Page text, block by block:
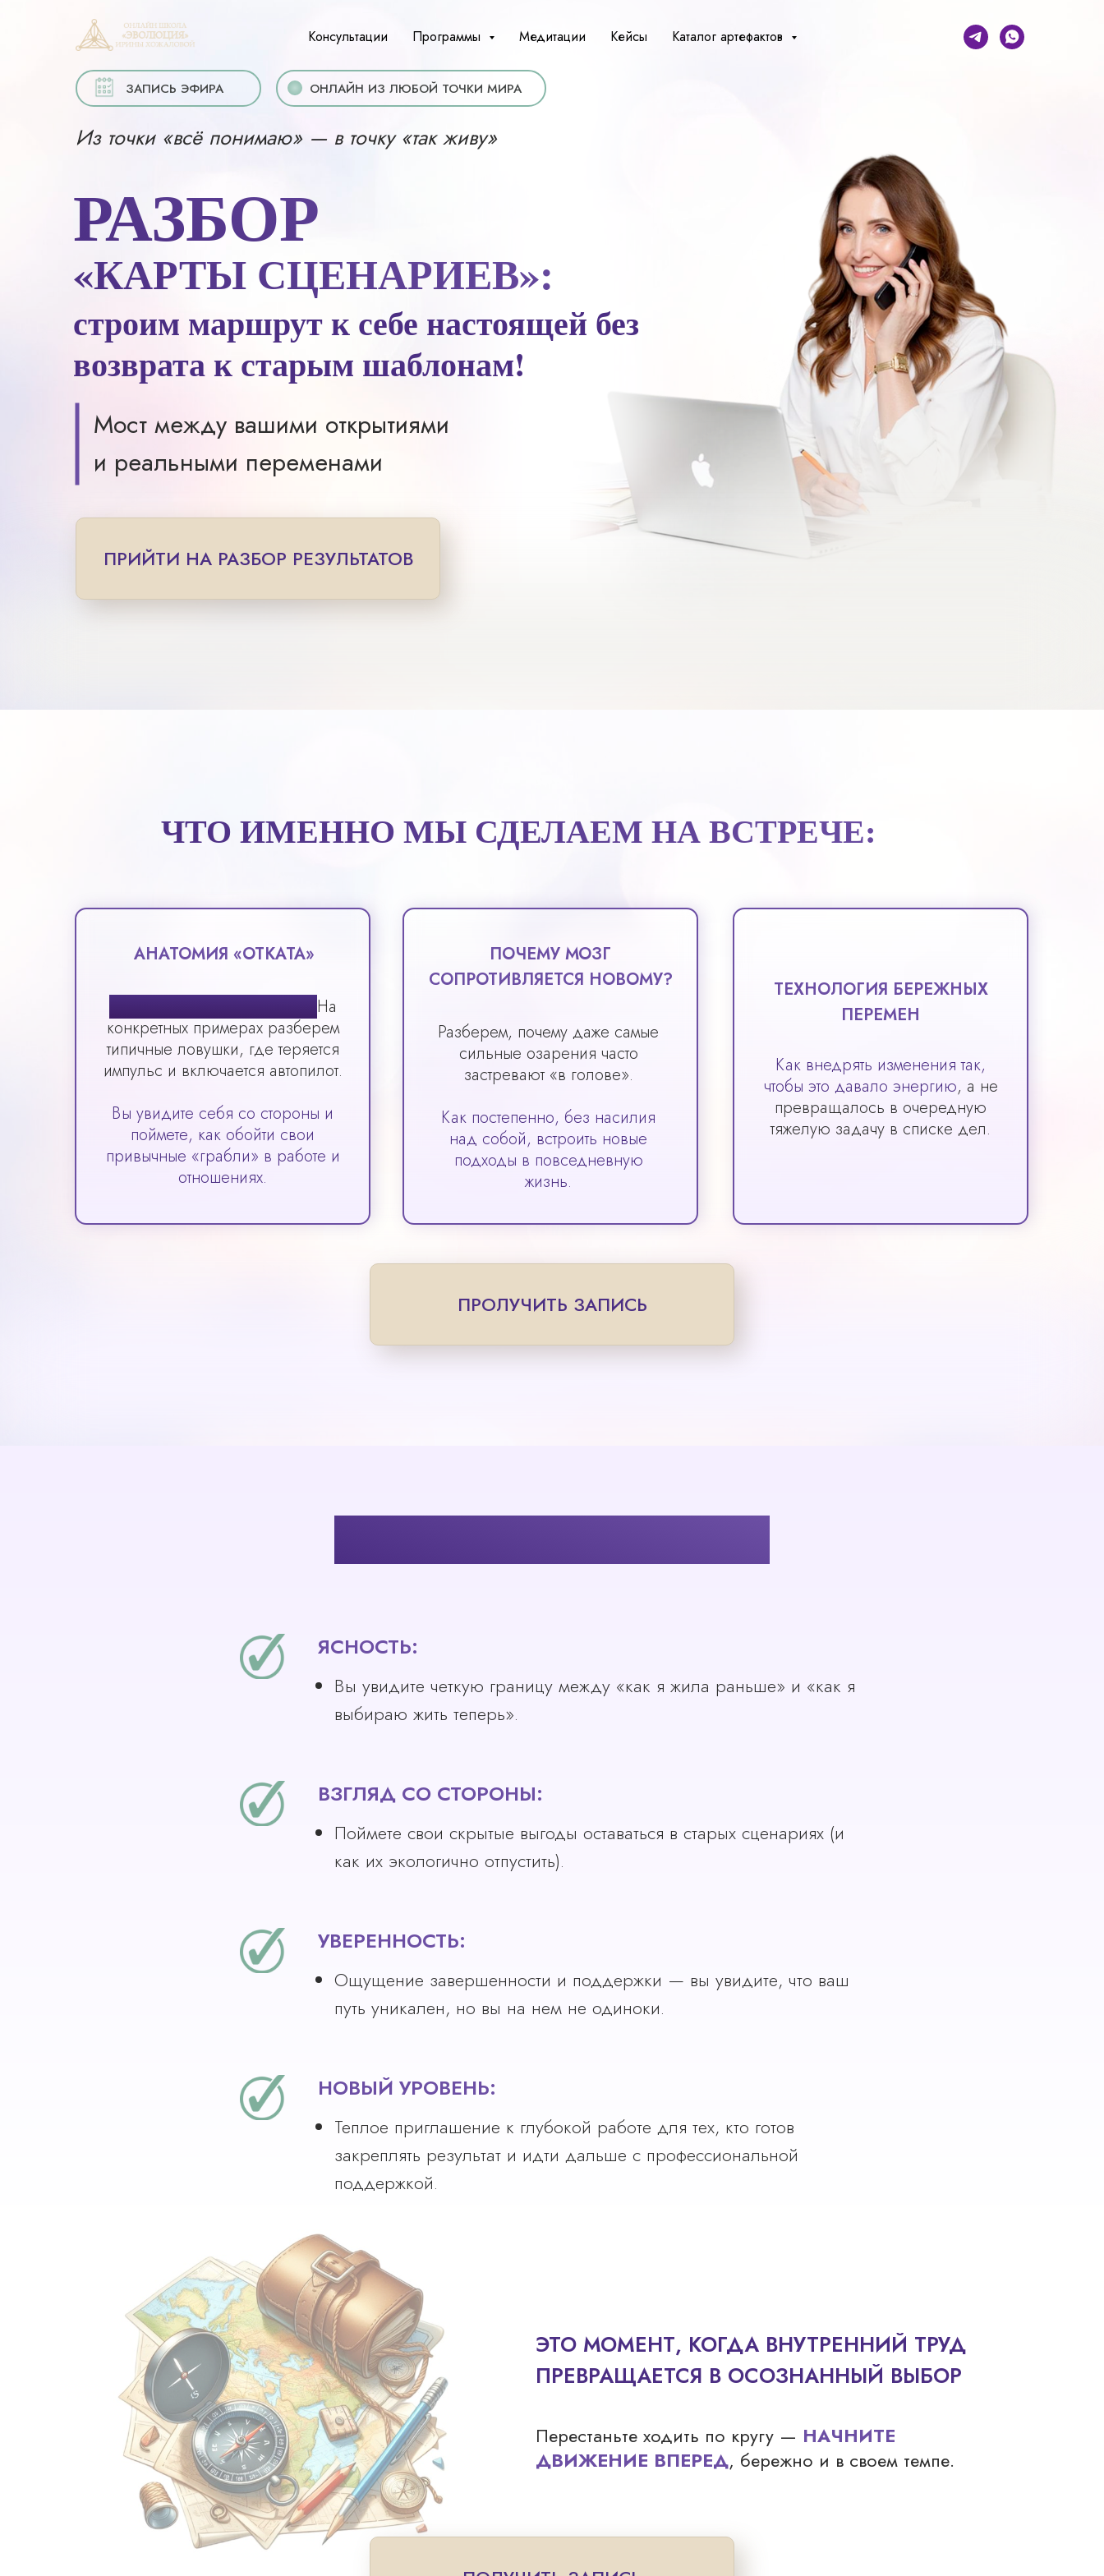
Консультации Программы Медитации Кейсы Каталог артефактов
ОНЛАЙН ИЗ ЛЮБОЙ ТОЧКИ МИРА
ЗАПИСЬ ЭФИРА
строим маршрут к себе настоящей без
возврата к старым шаблонам!
РАЗБОР
«КАРТЫ СЦЕНАРИЕВ»:
Из точки «всё понимаю» — в точку «так живу»
ПРИЙТИ НА РАЗБОР РЕЗУЛЬТАТОВ
Мост между вашими открытиями
и реальными переменами
ЧТО ИМЕННО МЫ СДЕЛАЕМ НА ВСТРЕЧЕ:
Как внедрять изменения так,
чтобы это давало энергию, а не
превращалось в очередную
тяжелую задачу в списке дел.
ТЕХНОЛОГИЯ БЕРЕЖНЫХ
ПЕРЕМЕН
Разберем, почему даже самые
сильные озарения часто
застревают «в голове».
Как постепенно, без насилия
над собой, встроить новые
подходы в повседневную
жизнь.
ПОЧЕМУ МОЗГ
СОПРОТИВЛЯЕТСЯ НОВОМУ?
На
конкретных примерах разберем
типичные ловушки, где теряется
импульс и включается автопилот.
Вы увидите себя со стороны и
поймете, как обойти свои
привычные «грабли» в работе и
отношениях.
АНАТОМИЯ «ОТКАТА»
ПРОЛУЧИТЬ ЗАПИСЬ
ЯСНОСТЬ:
Вы увидите четкую границу между «как я жила раньше» и «как я
выбираю жить теперь».
ВЗГЛЯД СО СТОРОНЫ:
Поймете свои скрытые выгоды оставаться в старых сценариях (и
как их экологично отпустить).
УВЕРЕННОСТЬ:
Ощущение завершенности и поддержки — вы увидите, что ваш
путь уникален, но вы на нем не одиноки.
НОВЫЙ УРОВЕНЬ:
Теплое приглашение к глубокой работе для тех, кто готов
закреплять результат и идти дальше с профессиональной
поддержкой.
Перестаньте ходить по кругу — НАЧНИТЕ
ДВИЖЕНИЕ ВПЕРЕД, бережно и в своем темпе.
ЭТО МОМЕНТ, КОГДА ВНУТРЕННИЙ ТРУД
ПРЕВРАЩАЕТСЯ В ОСОЗНАННЫЙ ВЫБОР